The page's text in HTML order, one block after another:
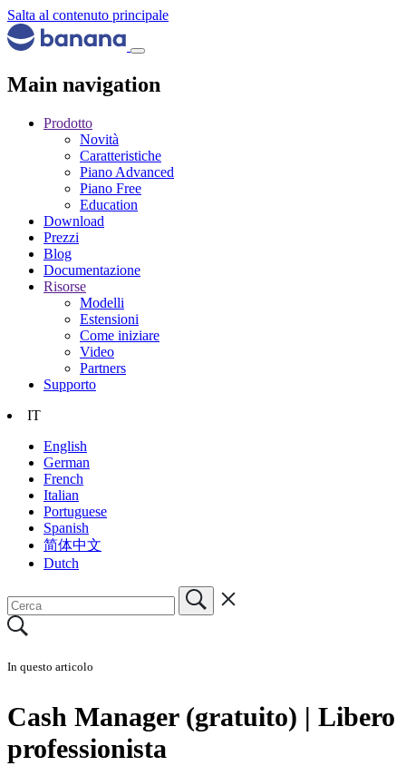
Salta al contenuto principale
Main navigation
Prodotto
Novità
Caratteristiche
Piano Advanced
Piano Free
Education
Download
Prezzi
Blog
Documentazione
Risorse
Modelli
Estensioni
Come iniziare
Video
Partners
Supporto
IT
English
German
French
Italian
Portuguese
Spanish
简体中文
Dutch
In questo articolo
Cash Manager (gratuito) | Libero
professionista